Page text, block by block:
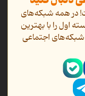
در همه شبکه‌های
اول را با بهترین
شبکه‌های اجتماعی